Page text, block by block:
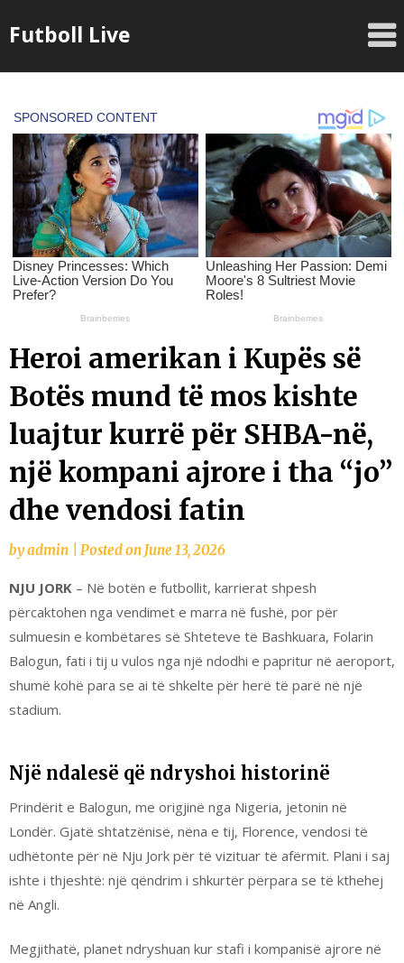
toFutboll Live
Heroi amerikan i Kupës së
Botës mund të mos kishte
luajtur kurrë për SHBA-në,
një kompani ajrore i tha “jo”
dhe vendosi fatin
byadmin Posted onJune 13, 2026
NJU JORK – Në botën e futbollit, karrierat shpesh
përcaktohen nga vendimet e marra në fushë, por për
sulmuesin e kombëtares së Shteteve të Bashkuara, Folarin
Balogun, fati i tij u vulos nga një ndodhi e papritur në aeroport,
shumë kohë para se ai të shkelte për herë të parë në një
stadium.
Një ndalesë që ndryshoi historinë
Prindërit e Balogun, me origjinë nga Nigeria, jetonin në
Londër. Gjatë shtatzënisë, nëna e tij, Florence, vendosi të
udhëtonte për në Nju Jork për të vizituar të afërmit. Plani i saj
ishte i thjeshtë: një qëndrim i shkurtër përpara se të kthehej
në Angli.
Megjithatë, planet ndryshuan kur stafi i kompanisë ajrore në